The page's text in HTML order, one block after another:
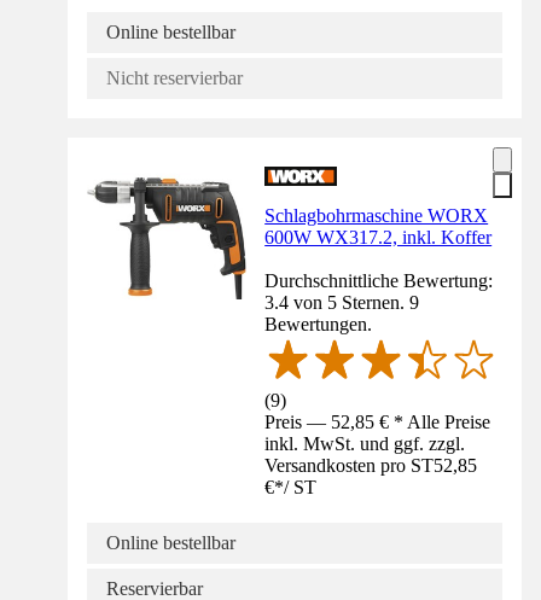
Online bestellbar
Nicht reservierbar
Schlagbohrmaschine WORX
600W WX317.2, inkl. Koffer
Durchschnittliche Bewertung:
3.4 von 5 Sternen. 9
Bewertungen.
(9)
Preis — 52,85 € * Alle Preise
inkl. MwSt. und ggf. zzgl.
Versandkosten pro ST52,85
€*/ ST
Online bestellbar
Reservierbar